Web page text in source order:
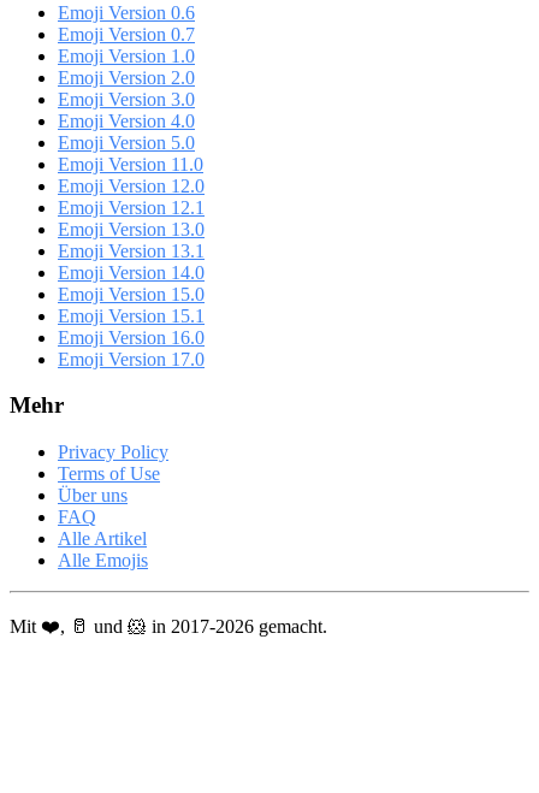
Emoji Version 0.6
Emoji Version 0.7
Emoji Version 1.0
Emoji Version 2.0
Emoji Version 3.0
Emoji Version 4.0
Emoji Version 5.0
Emoji Version 11.0
Emoji Version 12.0
Emoji Version 12.1
Emoji Version 13.0
Emoji Version 13.1
Emoji Version 14.0
Emoji Version 15.0
Emoji Version 15.1
Emoji Version 16.0
Emoji Version 17.0
Mehr
Privacy Policy
Terms of Use
Über uns
FAQ
Alle Artikel
Alle Emojis
Mit ❤️, 🥛 und 🐹 in 2017-2026 gemacht.